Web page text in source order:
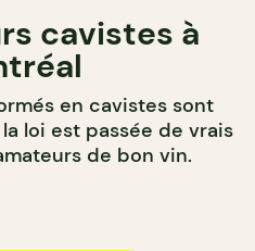
cavistes à
en cavistes sont
loi est passée de vrais
de bon vin.